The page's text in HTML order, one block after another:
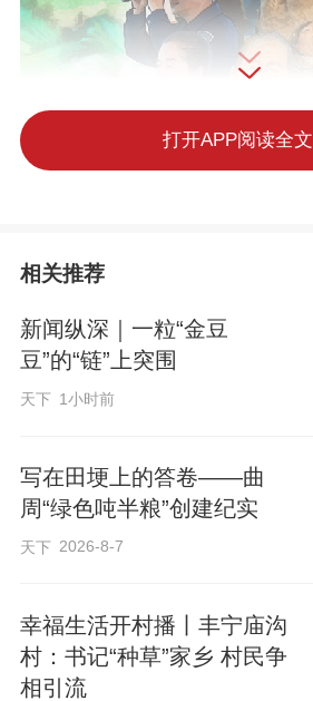
打开APP阅读全文
相关推荐
新闻纵深｜一粒“金豆
豆”的“链”上突围
天下 1小时前
写在田埂上的答卷——曲
周“绿色吨半粮”创建纪实
天下 2026-8-7
幸福生活开村播丨丰宁庙沟
村：书记“种草”家乡 村民争
相引流